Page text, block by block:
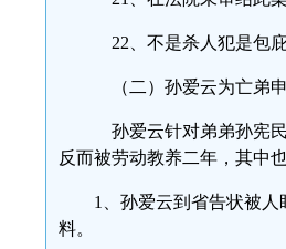
22、不是杀人犯是
（二）孙爱云为亡
孙爱云针对弟弟孙宪
反而被劳动教养二年，其
1、孙爱云到省告状被
料。